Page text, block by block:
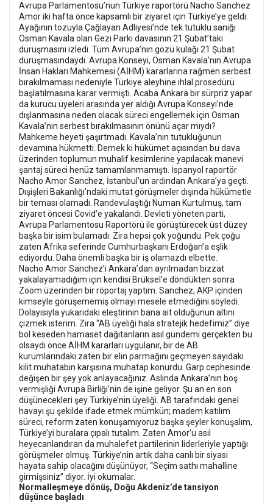
Avrupa Parlamentosu’nun Türkiye raportörü Nacho Sanchez
Amor iki hafta önce kapsamlı bir ziyaret için Türkiye’ye geldi.
Ayağının tozuyla Çağlayan Adliyesi’nde tek tutuklu sanığı
Osman Kavala olan Gezi Parkı davasının 21 Şubat’taki
duruşmasını izledi. Tüm Avrupa’nın gözü kulağı 21 Şubat
duruşmasındaydı. Avrupa Konseyi, Osman Kavala'nın Avrupa
İnsan Hakları Mahkemesi (AİHM) kararlarına rağmen serbest
bırakılmaması nedeniyle Türkiye aleyhine ihlal prosedürü
başlatılmasına karar vermişti. Acaba Ankara bir sürpriz yapar
da kurucu üyeleri arasında yer aldığı Avrupa Konseyi’nde
dışlanmasına neden olacak süreci engellemek için Osman
Kavala’nın serbest bırakılmasının önünü açar mıydı?
Mahkeme heyeti şaşırtmadı. Kavala’nın tutukluğunun
devamına hükmetti. Demek ki hükümet açısından bu dava
üzerinden toplumun muhalif kesimlerine yapılacak manevi
şantaj süreci henüz tamamlanmamıştı. İspanyol raportör
Nacho Amor Sanchez, İstanbul’un ardından Ankara’ya geçti.
Dışişleri Bakanlığı’ndaki mutat görüşmeler dışında hükümetle
bir teması olamadı. Randevulaştığı Numan Kurtulmuş, tam
ziyaret öncesi Covid’e yakalandı. Devleti yöneten parti,
Avrupa Parlamentosu Raportörü ile görüştürecek üst düzey
başka bir isim bulamadı. Zira hepsi çok yoğundu. Pek çoğu
zaten Afrika seferinde Cumhurbaşkanı Erdoğan’a eşlik
ediyordu. Daha önemli başka bir iş olamazdı elbette.
Nacho Amor Sanchez’i Ankara’dan ayrılmadan bizzat
yakalayamadığım için kendisi Brüksel’e döndükten sonra
Zoom üzerinden bir röportaj yaptım. Sanchez, AKP içinden
kimseyle görüşememiş olmayı mesele etmediğini söyledi.
Dolayısıyla yukarıdaki eleştirinin bana ait olduğunun altını
çizmek isterim. Zira “AB üyeliği hala stratejik hedefimiz” diye
bol keseden hamaset dağıtanların asıl gündemi gerçekten bu
olsaydı önce AİHM kararları uygulanır, bir de AB
kurumlarındaki zaten bir elin parmağını geçmeyen sayıdaki
kilit muhatabın karşısına muhatap konurdu. Garp cephesinde
değişen bir şey yok anlayacağınız. Aslında Ankara’nın boş
vermişliği Avrupa Birliği’nin de işine geliyor. Şu an en son
düşünecekleri şey Türkiye’nin üyeliği. AB tarafındaki genel
havayı şu şekilde ifade etmek mümkün; madem katılım
süreci, reform zaten konuşamıyoruz başka şeyler konuşalım,
Türkiye’yi buralara çıpalı tutalım. Zaten Amor’u asıl
heyecanlandıran da muhalefet partilerinin liderleriyle yaptığı
görüşmeler olmuş. Türkiye’nin artık daha canlı bir siyasi
hayata sahip olacağını düşünüyor, “Seçim sathı mahalline
girmişsiniz” diyor. İyi okumalar.
Normalleşmeye dönüş, Doğu Akdeniz’de tansiyon
düşünce başladı